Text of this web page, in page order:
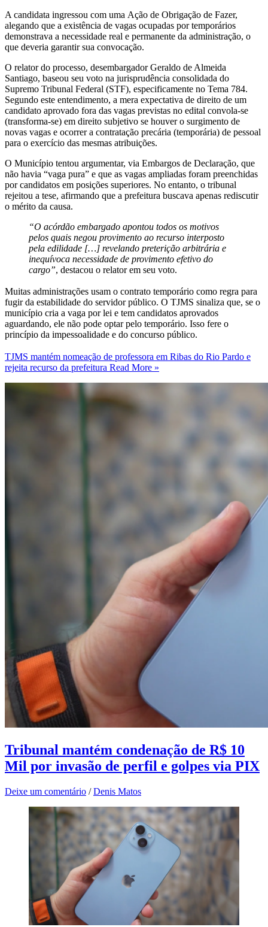
A candidata ingressou com uma Ação de Obrigação de Fazer,
alegando que a existência de vagas ocupadas por temporários
demonstrava a necessidade real e permanente da administração, o
que deveria garantir sua convocação.
O relator do processo, desembargador Geraldo de Almeida
Santiago, baseou seu voto na jurisprudência consolidada do
Supremo Tribunal Federal (STF), especificamente no Tema 784.
Segundo este entendimento, a mera expectativa de direito de um
candidato aprovado fora das vagas previstas no edital convola-se
(transforma-se) em direito subjetivo se houver o surgimento de
novas vagas e ocorrer a contratação precária (temporária) de pessoal
para o exercício das mesmas atribuições.
O Município tentou argumentar, via Embargos de Declaração, que
não havia “vaga pura” e que as vagas ampliadas foram preenchidas
por candidatos em posições superiores. No entanto, o tribunal
rejeitou a tese, afirmando que a prefeitura buscava apenas rediscutir
o mérito da causa.
“O acórdão embargado apontou todos os motivos
pelos quais negou provimento ao recurso interposto
pela edilidade […] revelando preterição arbitrária e
inequívoca necessidade de provimento efetivo do
cargo”, destacou o relator em seu voto.
Muitas administrações usam o contrato temporário como regra para
fugir da estabilidade do servidor público. O TJMS sinaliza que, se o
município cria a vaga por lei e tem candidatos aprovados
aguardando, ele não pode optar pelo temporário. Isso fere o
princípio da impessoalidade e do concurso público.
TJMS mantém nomeação de professora em Ribas do Rio Pardo e
rejeita recurso da prefeitura Read More »
Tribunal mantém condenação de R$ 10
Mil por invasão de perfil e golpes via PIX
Deixe um comentário /Denis Matos